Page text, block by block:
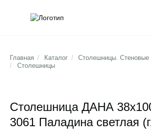
Главная / Каталог /
Столешницы. Стеновые
/
Столешницы
Столешница ДАНА
3061 Паладина светлая